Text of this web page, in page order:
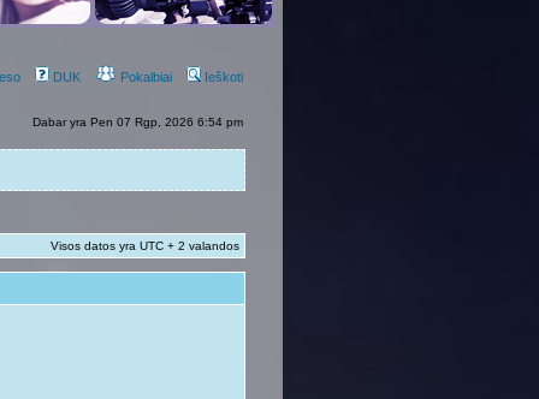
DUK Pokalbiai Ieškoti
Dabar yra Pen 07 Rgp, 2026 6:54 pm
Visos datos yra UTC + 2 valandos